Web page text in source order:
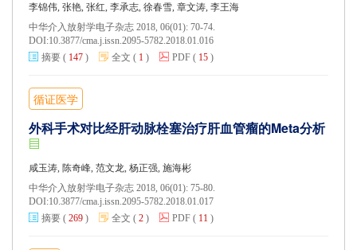
李锦伟, 张艳, 张红, 李承志, 徐春雪, 章文涛, 李王海
中华介入放射学电子杂志 2018, 06(01): 70-74.
DOI:10.3877/cma.j.issn.2095-5782.2018.01.016
摘要 ( 147 ) 全文 ( 1 ) PDF ( 15 )
循证医学
外科手术对比经肝动脉栓塞治疗肝血管瘤的Meta分析
咸玉涛, 陈奇峰, 范文龙, 杨正强, 施海彬
中华介入放射学电子杂志 2018, 06(01): 75-80.
DOI:10.3877/cma.j.issn.2095-5782.2018.01.017
摘要 ( 269 ) 全文 ( 2 ) PDF ( 11 )